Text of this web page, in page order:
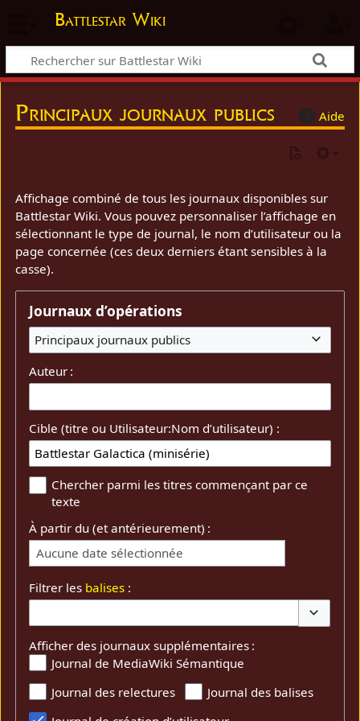
Battlestar Wiki
Aide
Principaux journaux publics
Affichage combiné de tous les journaux disponibles sur
Battlestar Wiki. Vous pouvez personnaliser l’affichage en
sélectionnant le type de journal, le nom d’utilisateur ou la
page concernée (ces deux derniers étant sensibles à la
casse).
Journaux d’opérations
Principaux journaux publics
Auteur :
Cible (titre ou Utilisateur:Nom d’utilisateur) :
Chercher parmi les titres commençant par ce
texte
À partir du (et antérieurement) :
Aucune date sélectionnée
Filtrer les balises :
Afficher des journaux supplémentaires :
Journal de MediaWiki Sémantique
Journal des relectures
Journal des balises